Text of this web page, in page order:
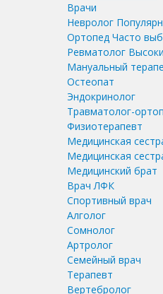
Врачи
Невролог
Ортопед Часто
Ревматолог
Мануальный
Остеопат
Эндокринолог
Травматолог-
Физиотерапевт
Медицинская
Медицинская
Медицинский брат
Врач ЛФК
Спортивный врач
Алголог
Сомнолог
Артролог
Семейный врач
Терапевт
Вертебролог